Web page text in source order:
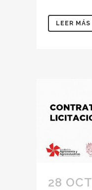
LEER MÁS
28 OCT